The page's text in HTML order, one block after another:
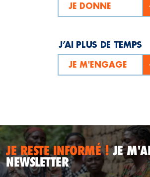
JE DONNE
J’AI PLUS DE TEMPS
JE M'ENGAGE
JE RESTE INFORMÉ !JE
NEWSLETTER